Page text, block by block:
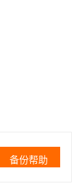
备份帮助